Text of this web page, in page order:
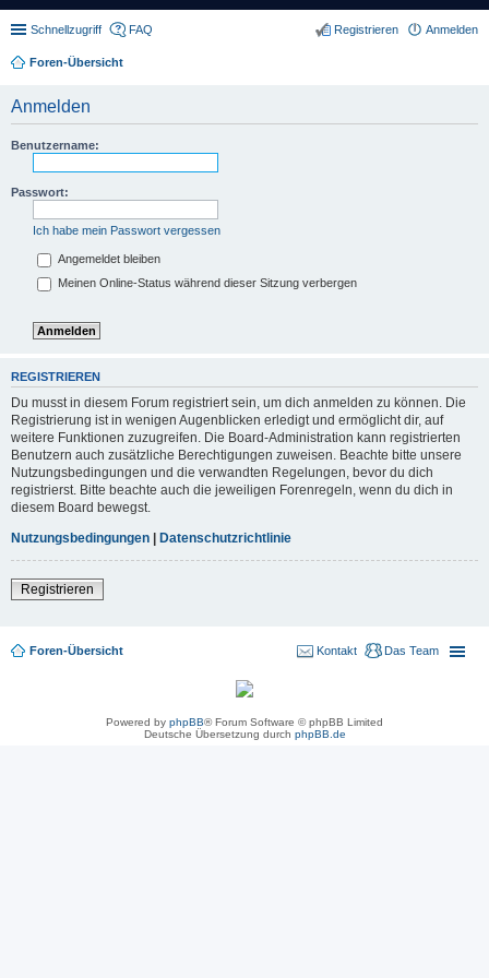
Schnellzugriff FAQ Anmelden
Registrieren
Foren-Übersicht
Anmelden
Benutzername:
Passwort:
Ich habe mein Passwort vergessen
Angemeldet bleiben
Meinen Online-Status während dieser Sitzung verbergen
REGISTRIEREN
Du musst in diesem Forum registriert sein, um dich anmelden zu können. Die
Registrierung ist in wenigen Augenblicken erledigt und ermöglicht dir, auf
weitere Funktionen zuzugreifen. Die Board-Administration kann registrierten
Benutzern auch zusätzliche Berechtigungen zuweisen. Beachte bitte unsere
Nutzungsbedingungen und die verwandten Regelungen, bevor du dich
registrierst. Bitte beachte auch die jeweiligen Forenregeln, wenn du dich in
diesem Board bewegst.
Nutzungsbedingungen | Datenschutzrichtlinie
Registrieren
Foren-Übersicht Das Team
Kontakt
Powered by phpBB® Forum Software © phpBB Limited
Deutsche Übersetzung durch phpBB.de